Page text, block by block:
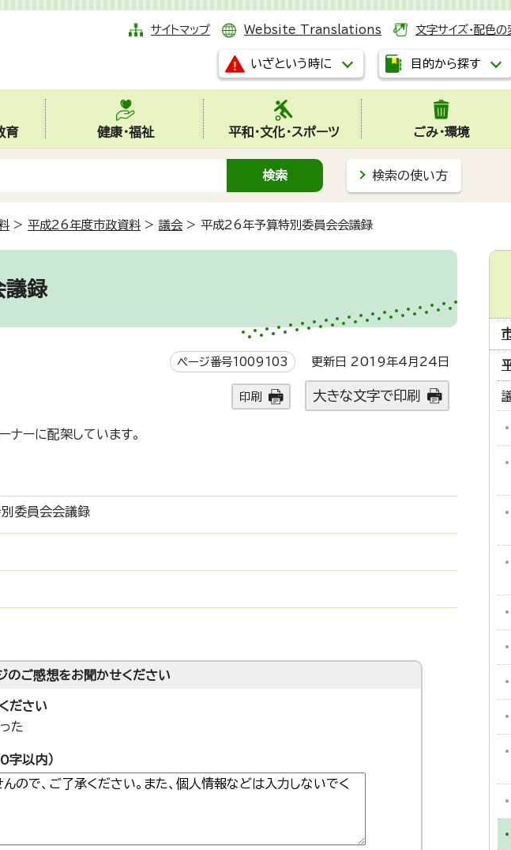
サイトマップ Website Translations 文字サイズ・配色の
いざという時に 目的から探す
育 健康・福祉 平和・文化・スポーツ ごみ・環境
検索の使い方
> 平成26年度市政資料 > 議会 > 平成26年予算特別委員会会議録
議録
ページ番号1009103 更新日 2019年4月24日
印刷 大きな文字で印刷
ナーに配架しています。
委員会会議録
のご感想をお聞かせください
ださい
た
字以内）